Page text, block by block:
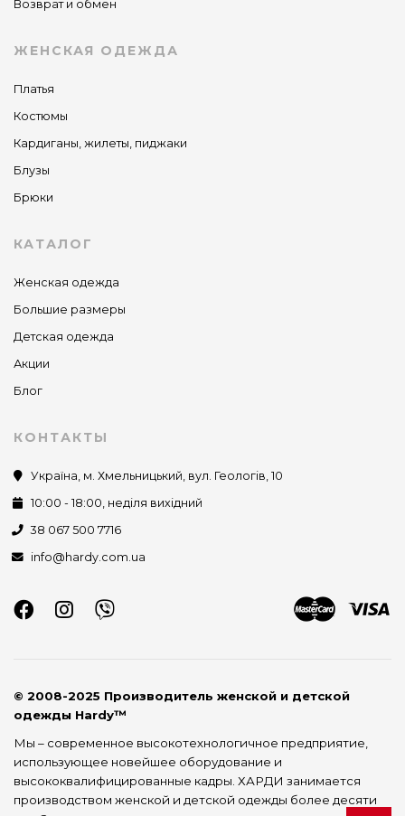
Возврат и обмен
ЖЕНСКАЯ ОДЕЖДА
Платья
Костюмы
Кардиганы, жилеты, пиджаки
Блузы
Брюки
КАТАЛОГ
Женская одежда
Большие размеры
Детская одежда
Акции
Блог
КОНТАКТЫ
Україна, м. Хмельницький, вул. Геологів, 10
10:00 - 18:00, неділя вихідний
38 067 500 7716
info@hardy.com.ua
© 2008-2025 Производитель женской и детской
одежды Hardy™
Мы – современное высокотехнологичное предприятие,
использующее новейшее оборудование и
высококвалифицированные кадры. ХАРДИ занимается
производством женской и детской одежды более десяти